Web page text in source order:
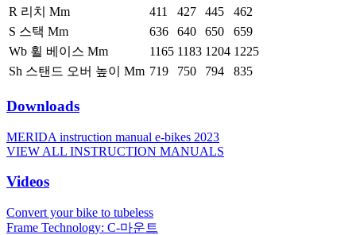
R 리치 Mm
411 427 445
462
S 스택 Mm
636 640 650
659
Wb 휠 베이스 Mm
1165 1183 1204 1225
Sh 스탠드 오버 높이 Mm 719 750 794 835
Downloads
MERIDA instruction manual e-bikes 2023
VIEW ALL INSTRUCTION MANUALS
Videos
Convert your bike to tubeless
Frame Technology: C-마운트